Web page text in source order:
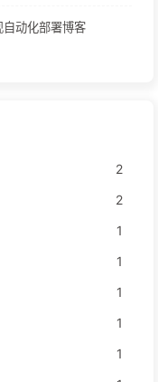
动化部署博客
2
2
1
1
1
1
1